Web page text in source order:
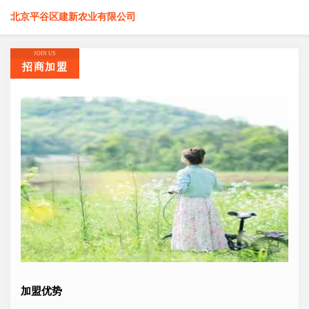
北京平谷区建新农业有限公司
JOIN US
招商加盟
加盟优势